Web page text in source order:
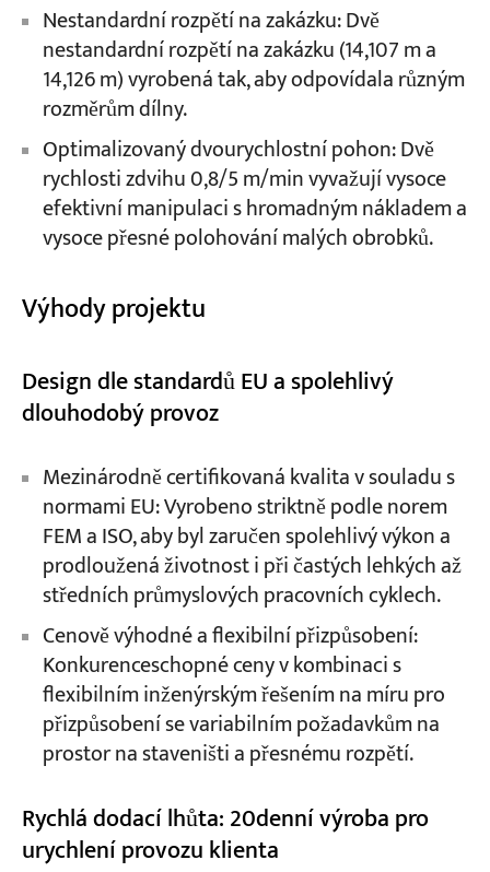
Nestandardní rozpětí na zakázku: Dvě
nestandardní rozpětí na zakázku (14,107 m a
14,126 m) vyrobená tak, aby odpovídala různým
rozměrům dílny.
Optimalizovaný dvourychlostní pohon: Dvě
rychlosti zdvihu 0,8/5 m/min vyvažují vysoce
efektivní manipulaci s hromadným nákladem a
vysoce přesné polohování malých obrobků.
Výhody projektu
Design dle standardů EU a spolehlivý
dlouhodobý provoz
Mezinárodně certifikovaná kvalita v souladu s
normami EU: Vyrobeno striktně podle norem
FEM a ISO, aby byl zaručen spolehlivý výkon a
prodloužená životnost i při častých lehkých až
středních průmyslových pracovních cyklech.
Cenově výhodné a flexibilní přizpůsobení:
Konkurenceschopné ceny v kombinaci s
flexibilním inženýrským řešením na míru pro
přizpůsobení se variabilním požadavkům na
prostor na staveništi a přesnému rozpětí.
Rychlá dodací lhůta: 20denní výroba pro
urychlení provozu klienta